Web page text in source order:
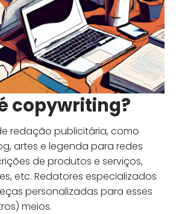
copywriting?
redação publicitária, como
artes e legenda para redes
de produtos e serviços,
etc. Redatores especializados
personalizadas para esses
meios.